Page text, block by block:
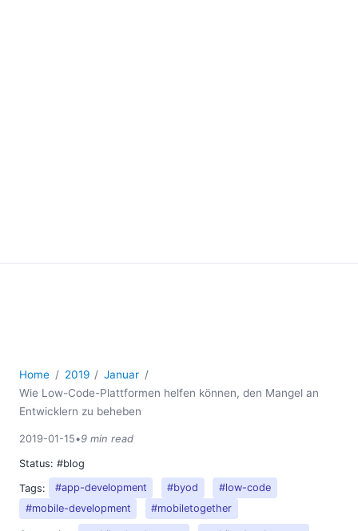
Home 2019
Januar
Wie Low-Code-Plattformen helfen können, den Mangel an
Entwicklern zu beheben
2019-01-15•9 min read
Status: #blog
Tags:
#app-development #byod
#low-code
#mobile-development
#mobiletogether